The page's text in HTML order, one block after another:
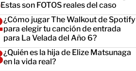
Estas son FOTOS reales del caso
¿Cómo jugar The Walkout de Spotify
para elegir tu canción de entrada
para La Velada del Año 6?
¿Quién es la hija de Elize Matsunaga
en la vida real?